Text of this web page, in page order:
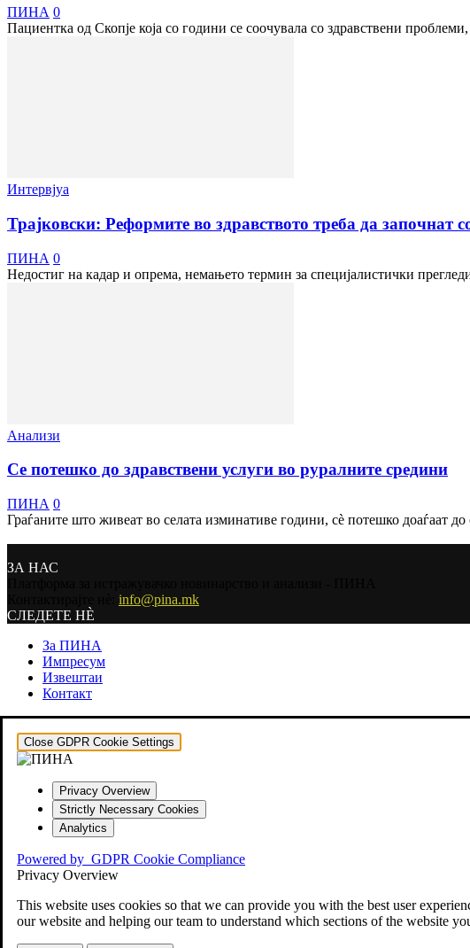
ПИНА 0
Пациентка од Скопје која со години се соочувала со здравствени
Интервјуа
Трајковски: Реформите во здравството треба да започнат
ПИНА 0
Недостиг на кадар и опрема, немањето термин за специјалистички
Анализи
Се потешко до здравствени услуги во руралните средини
ПИНА 0
Граѓаните што живеат во селата изминативе години, сè потешко доаѓаат
ЗА НАС
info@pina.mk
СЛЕДЕТЕ НЀ
За ПИНА
Импресум
Извештаи
Контакт
Close GDPR Cookie Settings
Privacy Overview
Strictly Necessary Cookies
Analytics
Powered by GDPR Cookie Compliance
Privacy Overview
This website uses cookies so that we can provide you with the best user
our website and helping our team to understand which sections of the website